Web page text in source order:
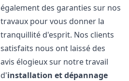
également des garanties sur nos
travaux pour vous donner la
tranquillité d'esprit. Nos clients
satisfaits nous ont laissé des
avis élogieux sur notre travail
d'installation et dépannage